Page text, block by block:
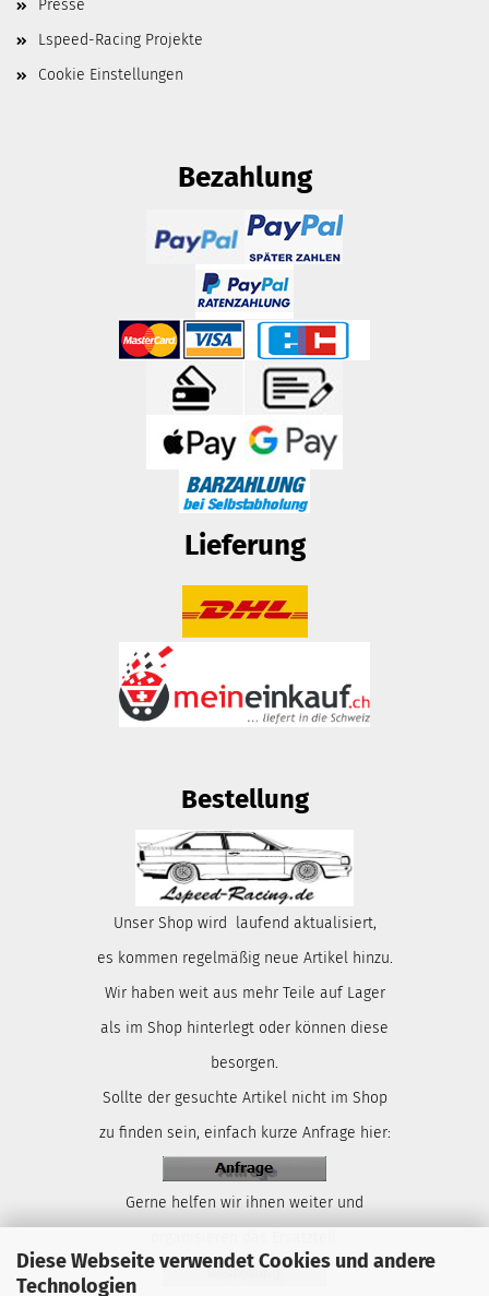
Diese Webseite verwendet Cookies und andere
Technologien
Presse
Lspeed-Racing Projekte
Cookie Einstellungen
Bezahlung
Lieferung
Bestellung
Unser Shop wird laufend aktualisiert,
es kommen regelmäßig neue Artikel hinzu.
Wir haben weit aus mehr Teile auf Lager
als im Shop hinterlegt oder können diese
besorgen.
Sollte der gesuchte Artikel nicht im Shop
zu finden sein, einfach kurze Anfrage hier:
Gerne helfen wir ihnen weiter und